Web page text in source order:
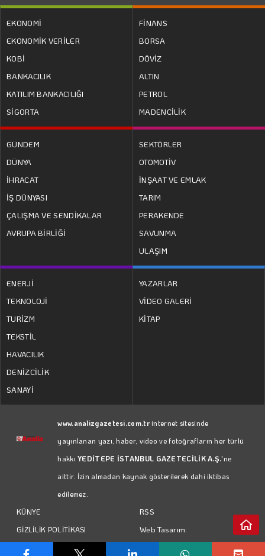
EKONOMİ
EKONOMİK VERİLER
KOBİ
BANKACILIK
KATILIM BANKACILIĞI
SİGORTA
FİNANS
BORSA
DÖVİZ
ALTIN
PETROL
MADENCİLİK
GÜNDEM
DÜNYA
İHRACAT
İŞ DÜNYASI
ÇALIŞMA VE SENDİKALAR
AVRUPA BİRLİĞİ
SEKTÖRLER
OTOMOTİV
İNŞAAT VE EMLAK
TARIM
PERAKENDE
SAVUNMA
ULAŞIM
ENERJİ
TEKNOLOJİ
TURİZM
TEKSTİL
HAVACILIK
DENİZCİLİK
SANAYİ
YAZARLAR
VİDEO GALERİ
KİTAP
www.analizgazetesi.com.trinternet sitesinde
yayınlanan yazı, haber, video ve fotoğrafların her türlü
hakkıYEDİTEPE İSTANBUL GAZETECİLİK A.Ş.'ne
aittir. İzin almadan kaynak gösterilerek dahi iktibas
edilemez.
KÜNYE
GİZLİLİK POLİTİKASI
KULLANIM KOŞULLARI
RSS
Web Tasarım: